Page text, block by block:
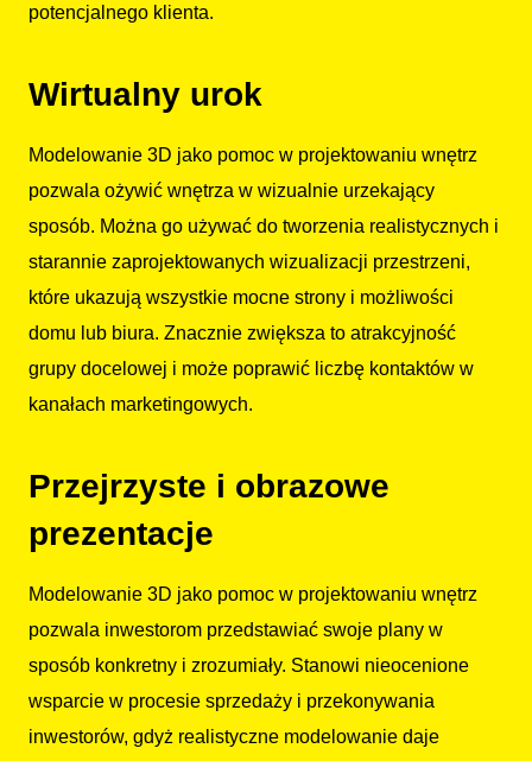
potencjalnego klienta.
Wirtualny urok
Modelowanie 3D jako pomoc w projektowaniu wnętrz
pozwala ożywić wnętrza w wizualnie urzekający
sposób. Można go używać do tworzenia realistycznych i
starannie zaprojektowanych wizualizacji przestrzeni,
które ukazują wszystkie mocne strony i możliwości
domu lub biura. Znacznie zwiększa to atrakcyjność
grupy docelowej i może poprawić liczbę kontaktów w
kanałach marketingowych.
Przejrzyste i obrazowe
prezentacje
Modelowanie 3D jako pomoc w projektowaniu wnętrz
pozwala inwestorom przedstawiać swoje plany w
sposób konkretny i zrozumiały. Stanowi nieocenione
wsparcie w procesie sprzedaży i przekonywania
inwestorów, gdyż realistyczne modelowanie daje